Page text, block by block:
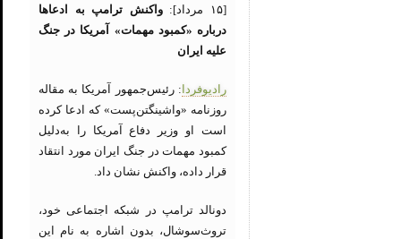
[۱۵ مرداد]:
واکنش ترامپ به ادعاها
درباره «کمبود مهمات» آمریکا در جنگ
علیه ایران
رادیوفردا : رئیس‌جمهور آمریکا به مقاله
روزنامه «واشینگتن‌پست» که ادعا کرده
است او وزیر دفاع آمریکا را به‌دلیل
کمبود مهمات در جنگ ایران مورد انتقاد
قرار داده، واکنش نشان داد.
دونالد ترامپ در شبکه اجتماعی خود،
تروث‌سوشال، بدون اشاره به نام این